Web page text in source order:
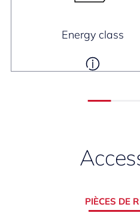
Energy class
PIÈCES DE